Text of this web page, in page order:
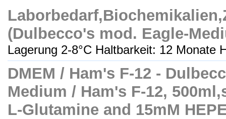
(Dulbecco's mod. Eagle-
Lagerung 2-8°C Haltbarkeit: 12 Monate
DMEM / Ham's F-12 -
Medium / Ham's F-12,
L-Glutamine and 15mM